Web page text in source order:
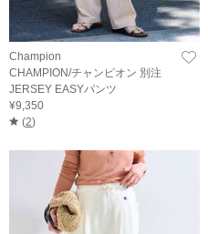
Champion
CHAMPION/チャンピオン 別注
JERSEY EASYパンツ
¥9,350
(2)